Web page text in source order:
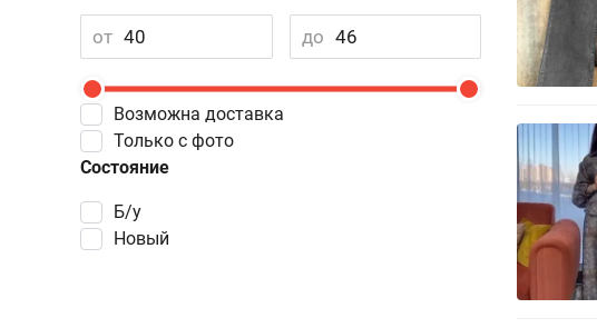
Возможна доставка
Состояние
Б/у
Новый
от до
Только с фото